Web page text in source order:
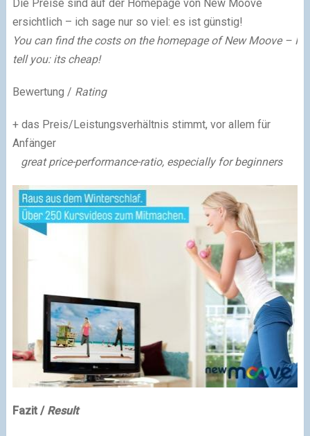
Die Preise sind auf der Homepage von New Moove
ersichtlich – ich sage nur so viel: es ist günstig!
You can find the costs on the homepage of New Moove – I
tell you: its cheap!
Bewertung / Rating
+ das Preis/Leistungsverhältnis stimmt, vor allem für
Anfänger
great price-performance-ratio, especially for beginners
Fazit / Result